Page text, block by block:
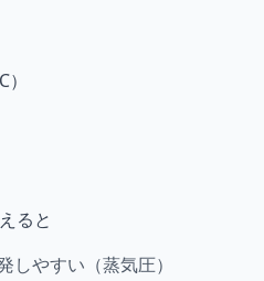
ると
しやすい（蒸気圧）